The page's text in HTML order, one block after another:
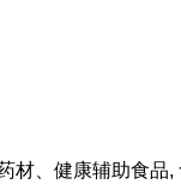
材、健康辅助食